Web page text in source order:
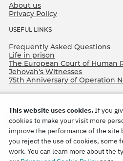
About us
Privacy Policy
USEFUL LINKS
Frequently Asked Questions
Life in prison
The European Court of Human
Jehovah's Witnesses
75th Anniversary of Operation
Copyright © 2026
This website uses cookies.If you
cookies to make your visit more
improve the performance of the site
you reject the use of cookies, some
work. You can learn more about the